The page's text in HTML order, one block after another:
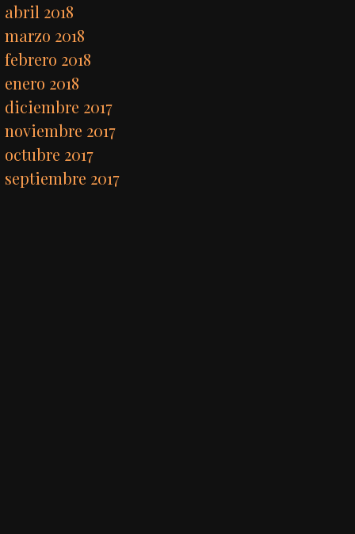
abril 2018
marzo 2018
febrero 2018
enero 2018
diciembre 2017
noviembre 2017
octubre 2017
septiembre 2017